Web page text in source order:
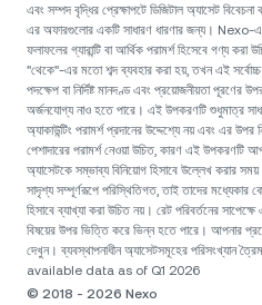
এবং সম্পদ বৃদ্ধির প্রেক্ষাপটে ডিজিটাল অ্যাসেট
এর অফারগুলোর একটি সাধারণ ধারণার জন্য। Nexo-
ফলাফলের গ্যারান্টি বা আর্থিক পরামর্শ হিসেবে গণ্য
"থেকে"-এর মতো শব্দ ব্যবহার করা হয়, তখন এই সর্বোচ্চ
পদক্ষেপ বা নির্দিষ্ট মানদণ্ড এবং প্রয়োজনীয়তা পূরণের
অর্জনযোগ্য নাও হতে পারে। এই উপকরণটি শুধুমাত্র
অ্যাকাউন্টিং পরামর্শ প্রদানের উদ্দেশ্যে নয় এবং এর
পেশাদারের পরামর্শ নেওয়া উচিত, কারণ এই উপকরণটি
অ্যাসেটকে সম্ভাব্য বিনিয়োগ হিসাবে উল্লেখ করার
সাদৃশ্য সম্পূর্ণরূপে পরিস্থিতিগত, তাই তাদের মধ্যেকার
হিসাবে ব্যাখ্যা করা উচিত নয়। রেট পরিবর্তনের
বিষয়ের উপর ভিত্তি করে ভিন্ন হতে পারে। আপনার
দেখুন। ব্যবস্থাপনাধীন অ্যাসেটসমূহের পরিসংখ্যান
available data as of Q1 2026
© 2018 - 2026 Nexo